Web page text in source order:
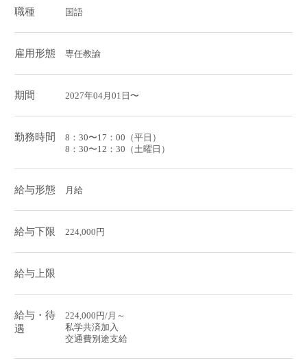
職種 国語
雇用形態 専任教諭
期間 2027年04月01日〜
勤務時間
8：30〜17：00（平日）
8：30〜12：30（土曜日）
給与形態 月給
給与下限 224,000円
給与上限
給与・待
遇
224,000円/月～
私学共済加入
交通費別途支給